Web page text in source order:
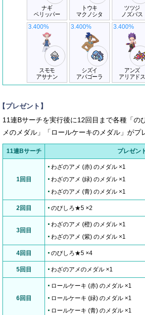
ナギ
ペリッパー
トウキ
マクノシタ
ツツジ
ノズパス
スモモ
アサナン
3.400%
シズイ
アバゴーラ
3.400%
アンズ
アリアドス
3.400%
プレゼント】
11連Bサーチを実行後に12回目まで各種「
メのメダル」「ロールケーキのメダル」がプ
11連Bサーチ プレゼン
1回目
わざのアメ (赤) のメダル ×1
わざのアメ (緑) のメダル ×1
わざのアメ (青) のメダル ×1
2回目 のびしろ★5 ×2
3回目
わざのアメ (橙) のメダル ×1
わざのアメ (紫) のメダル ×1
4回目 のびしろ★5 ×4
5回目 わざのアメのメダル ×1
6回目
ロールケーキ (赤) のメダル ×1
ロールケーキ (緑) のメダル ×1
ロールケーキ (青) のメダル ×1